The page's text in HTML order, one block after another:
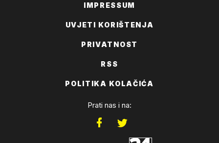
IMPRESSUM
UVJETI KORIŠTENJA
PRIVATNOST
RSS
POLITIKA KOLAČIĆA
Prati nas i na: